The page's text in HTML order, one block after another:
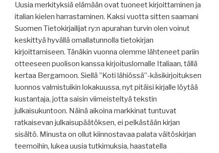
Uusia merkityksiä elämään ovat tuoneet kirjoittaminen ja
italian kielen harrastaminen. Kaksi vuotta sitten saamani
Suomen Tietokirjailijat ry:n apurahan turvin olen voinut
keskittyä hyvällä omallatunnolla tietokirjan
kirjoittamiseen. Tänäkin vuonna olemme lähteneet pariin
otteeseen puolison kanssa kirjoituslomalle Italiaan, tällä
kertaa Bergamoon. Siellä ”Koti lähiössä”-käsikirjoituksen
luonnos valmistuikin lokakuussa, nyt pitäisi kirjalle löytää
kustantaja, jotta saisin viimeisteltyä tekstin
julkaisukuntoon. Näinä aikoina markkinat tuntuvat
ratkaisevan julkaisupäätöksen, ei pelkästään kirjan
sisältö. Minusta on ollut kiinnostavaa palata väitöskirjan
teemoihin, lukea uusia tutkimuksia, haastatella